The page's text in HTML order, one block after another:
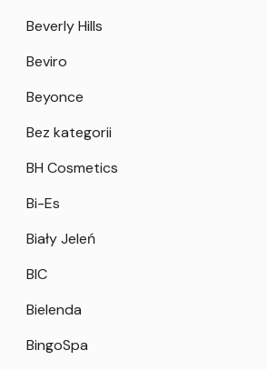
Beverly Hills
Beviro
Beyonce
Bez kategorii
BH Cosmetics
Bi-Es
Biały Jeleń
BIC
Bielenda
BingoSpa